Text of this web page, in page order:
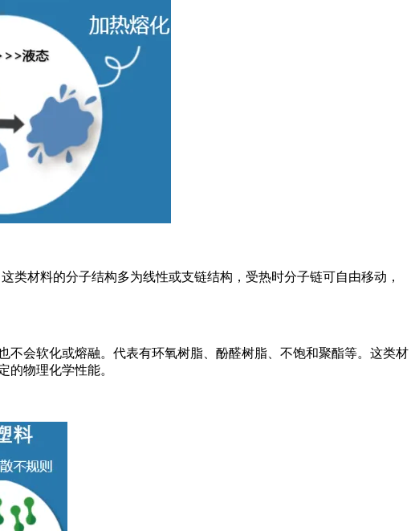
类材料的分子结构多为线性或支链结构，受热时分子链可自由移动，
会软化或熔融。代表有环氧树脂、酚醛树脂、不饱和聚酯等。这类材
的物理化学性能。